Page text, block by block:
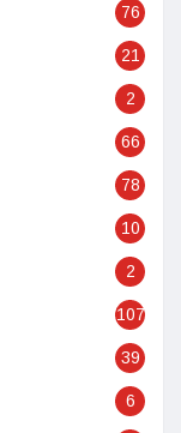
76
21
2
66
78
10
2
107
39
6